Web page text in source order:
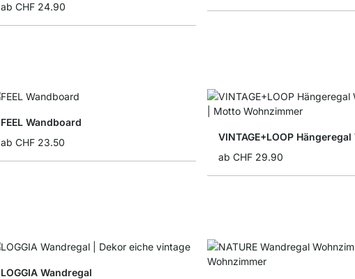
ab CHF 24.90
FEEL Wandboard
ab CHF 23.50
ab CHF 29.90
LOGGIA Wandregal